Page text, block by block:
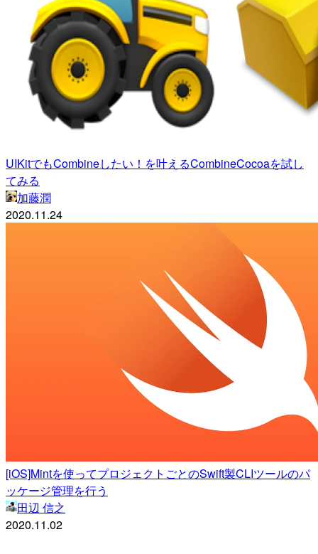
UIKitでもCombineしたい！を叶えるCombineCocoaを試し
てみる
加藤潤
2020.11.24
[iOS]Mintを使ってプロジェクトごとのSwift製CLIツールのパ
ッケージ管理を行う
田辺 信之
2020.11.02